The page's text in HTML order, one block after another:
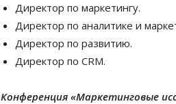
Директор по маркетингу.
Директор по аналитике и
Директор по развитию.
Директор по CRM.
Конференция «Маркетинговые